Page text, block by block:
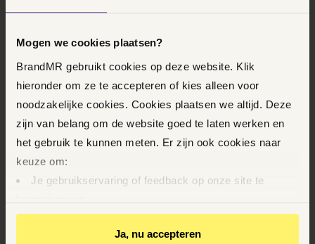
Mogen we cookies plaatsen?
BrandMR gebruikt cookies op deze website. Klik
hieronder om ze te accepteren of kies alleen voor
noodzakelijke cookies. Cookies plaatsen we altijd. Deze
zijn van belang om de website goed te laten werken en
het gebruik te kunnen meten. Er zijn ook cookies naar
keuze om:
Je gebruikservaring of feedback op onze site te
Op basis van je gedrag je relevantere informatie op
onze website en via e-mails te kunnen geven
Ja, nu accepteren
SRK aankloppen bij de ACM. Die weegt de
beroepsregel af tegen de Mededingingswet. Dikke
kans dat de Orde dan weer in het stof bijt.
DOWNLOAD HET ARTIKEL
Vaste prijzen, dus geen uurtje-factuurtje